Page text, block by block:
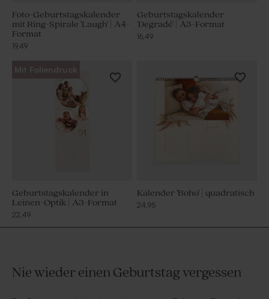
Foto-Geburtstagskalender
mit Ring-Spirale 'Laugh' | A4-
Format
19,49
Geburtstagskalender
'Degradé' | A3-Format
16,49
Mit Foliendruck
Geburtstagskalender in
Leinen-Optik | A3-Format
22,49
Kalender 'Boho' | quadratisch
24,95
Nie wieder einen Geburtstag vergessen